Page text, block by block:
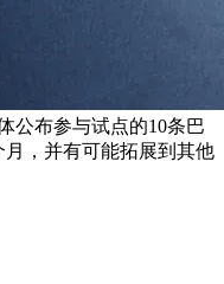
公布参与试点的10条巴
，并有可能拓展到其他